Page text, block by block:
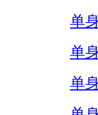
单
单
单